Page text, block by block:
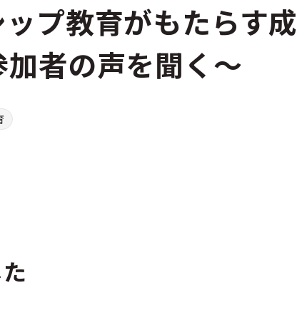
プ教育がもたらす成
者の声を聞く～